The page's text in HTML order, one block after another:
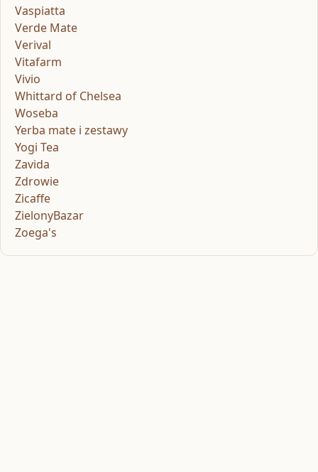
Vaspiatta
Verde Mate
Verival
Vitafarm
Vivio
Whittard of Chelsea
Woseba
Yerba mate i zestawy
Yogi Tea
Zavida
Zdrowie
Zicaffe
ZielonyBazar
Zoega's